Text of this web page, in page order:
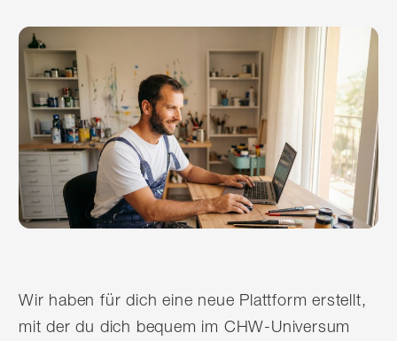
Wir haben für dich eine neue Plattform erstellt,
mit der du dich bequem im CHW-Universum